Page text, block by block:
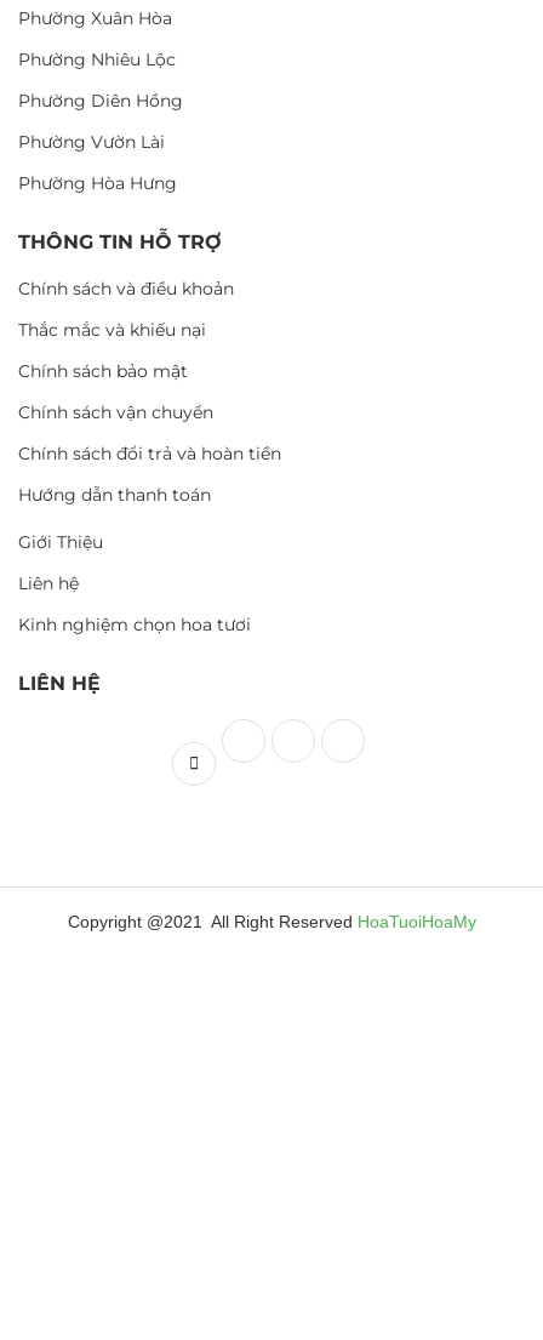
Phường Xuân Hòa
Phường Nhiêu Lộc
Phường Diên Hồng
Phường Vườn Lài
Phường Hòa Hưng
THÔNG TIN HỖ TRỢ
Chính sách và điều khoản
Thắc mắc và khiếu nại
Chính sách bảo mật
Chính sách vận chuyển
Chính sách đổi trả và hoàn tiền
Hướng dẫn thanh toán
Giới Thiệu
Liên hệ
Kinh nghiệm chọn hoa tươi
LIÊN HỆ
Copyright @2021 All Right Reserved HoaTuoiHoaMy